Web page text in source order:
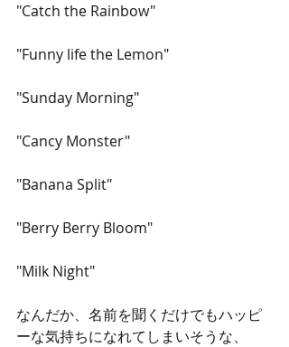
"Catch the Rainbow"
"Funny life the Lemon"
"Sunday Morning"
"Cancy Monster"
"Banana Split"
"Berry Berry Bloom"
"Milk Night"
なんだか、名前を聞くだけでもハッピ
ーな気持ちになれてしまいそうな、